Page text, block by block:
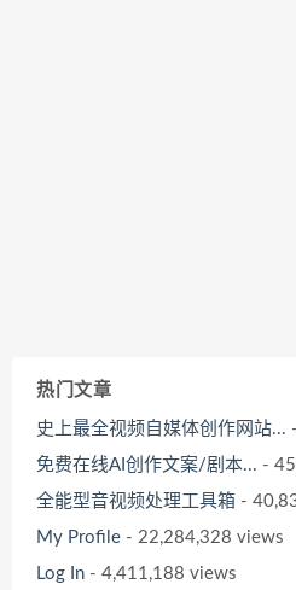
热门文章
史上最全视频自媒体创作网站...
免费在线AI创作文案/剧本... -
全能型音视频处理工具箱 -
My Profile - 22,284,328 views
Log In - 4,411,188 views